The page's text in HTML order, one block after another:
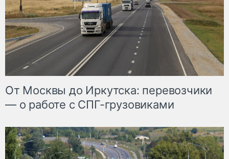
От Москвы до Иркутска: перевозчики
— о работе с СПГ-грузовиками